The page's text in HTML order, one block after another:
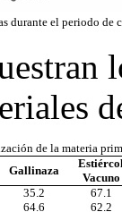
durante el periodo de
de la materia
Gallinaza
Vacuno
35.2
67.1
64.6
62.2